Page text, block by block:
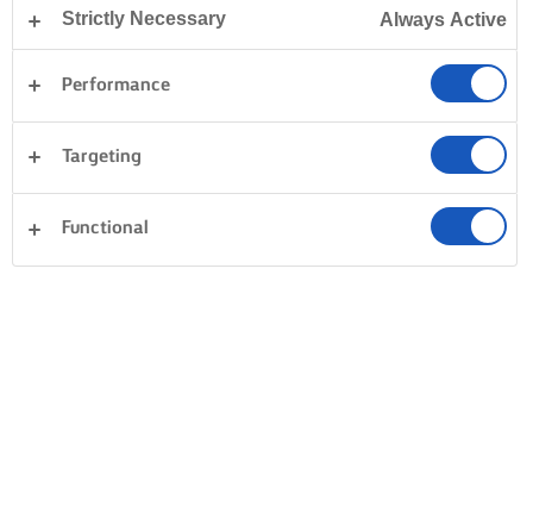
Strictly Necessary Always Active
Performance
Targeting
Functional